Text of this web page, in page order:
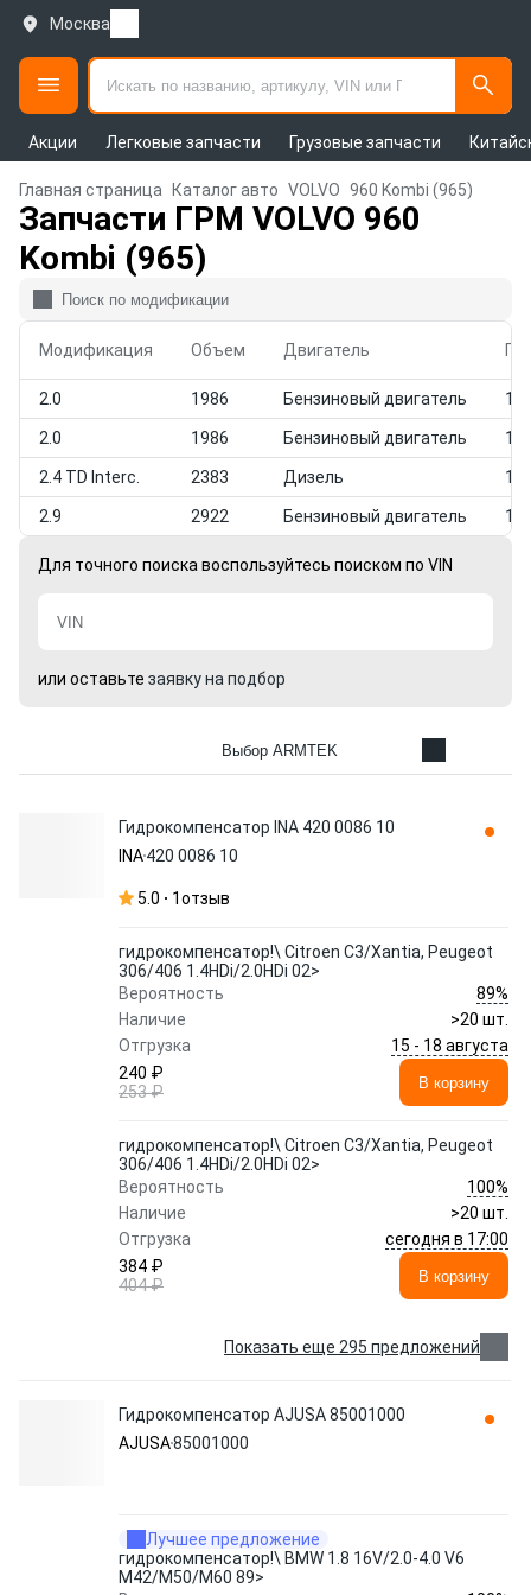
Москва
Акции Легковые запчасти Грузовые запчасти
Главная страница Каталог авто VOLVO 960 Kombi (965)
Запчасти ГРМ VOLVO 960
Kombi (965)
Модификация Объем Двигатель
2.0 1986 Бензиновый двигатель
2.0 1986 Бензиновый двигатель
2.4 TD Interc. 2383 Дизель
2.9 2922 Бензиновый двигатель
Для точного поиска воспользуйтесь поиском по VIN
или оставьте заявку на подбор
Выбор ARMTEK
Гидрокомпенсатор INA 420 0086 10
INA420 0086 10
5.0 1отзыв
гидрокомпенсатор!\ Citroen C3/Xantia, Peugeot
306/406 1.4HDi/2.0HDi 02>
Вероятность
89%
Наличие
>20 шт.
Отгрузка
15 - 18 августа
240 ₽
253 ₽
В корзину
гидрокомпенсатор!\ Citroen C3/Xantia, Peugeot
306/406 1.4HDi/2.0HDi 02>
Вероятность
100%
Наличие
>20 шт.
Отгрузка
сегодня в 17:00
384 ₽
404 ₽
В корзину
Показать еще 295 предложений
Гидрокомпенсатор AJUSA 85001000
AJUSA85001000
Лучшее предложение
гидрокомпенсатор!\ BMW 1.8 16V/2.0-4.0 V6
M42/M50/M60 89>